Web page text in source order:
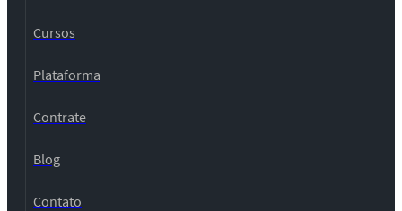
Cursos
Plataforma
Contrate
Blog
Contato